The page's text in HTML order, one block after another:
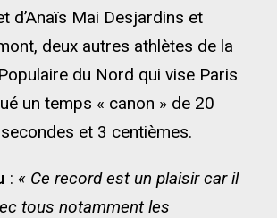
d’Anaïs Mai Desjardins et
deux autres athlètes de la
du Nord qui vise Paris
un temps « canon » de 20
et 3 centièmes.
: « Ce record est un plaisir car il
tous notamment les